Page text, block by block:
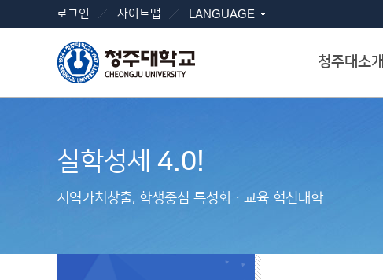
로그인 사이트맵 LANGUAGE
청주대소개
실학성세 4.0!
지역가치창출, 학생중심 특성화ㆍ교육 혁신대학